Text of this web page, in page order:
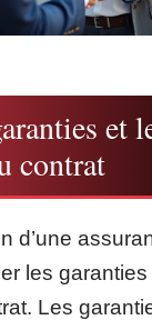
et
contrat
d’une
les garanties
Les